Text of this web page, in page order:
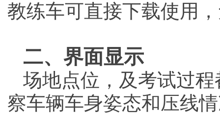
教练车可直接下载使用
二、界面显示
场地点位，及考试过
察车辆车身姿态和压线